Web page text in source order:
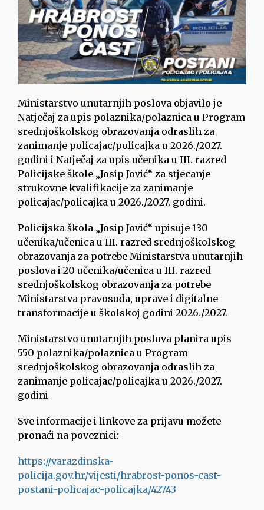
Ministarstvo unutarnjih poslova objavilo je
Natječaj za upis polaznika/polaznica u Program
srednjoškolskog obrazovanja odraslih za
zanimanje policajac/policajka u 2026./2027.
godini i Natječaj za upis učenika u III. razred
Policijske škole „Josip Jović“ za stjecanje
strukovne kvalifikacije za zanimanje
policajac/policajka u 2026./2027. godini.
Policijska škola „Josip Jović“ upisuje 130
učenika/učenica u III. razred srednjoškolskog
obrazovanja za potrebe Ministarstva unutarnjih
poslova i 20 učenika/učenica u III. razred
srednjoškolskog obrazovanja za potrebe
Ministarstva pravosuđa, uprave i digitalne
transformacije u školskoj godini 2026./2027.
Ministarstvo unutarnjih poslova planira upis
550 polaznika/polaznica u Program
srednjoškolskog obrazovanja odraslih za
zanimanje policajac/policajka u 2026./2027.
godini
Sve informacije i linkove za prijavu možete
pronaći na poveznici:
https://varazdinska-
policija.gov.hr/vijesti/hrabrost-ponos-cast-
postani-policajac-policajka/42743